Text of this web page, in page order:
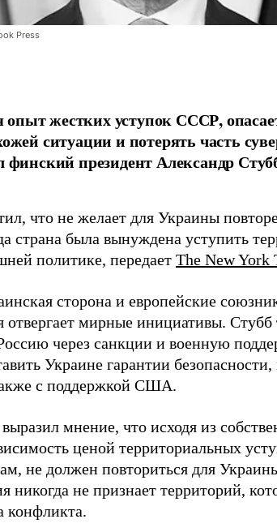
Press
жестких уступок СССР,
ситуации и потерять часть
финский президент Александр
что не желает для Украины
страна была вынуждена уступить
политике, передает The New York
сторона и европейские
отвергает мирные инициативы.
через санкции и военную
Украине гарантии
с поддержкой США.
мнение, что исходя из
ценой территориальных
не должен повториться для
никогда не признает территорий,
конфликта.